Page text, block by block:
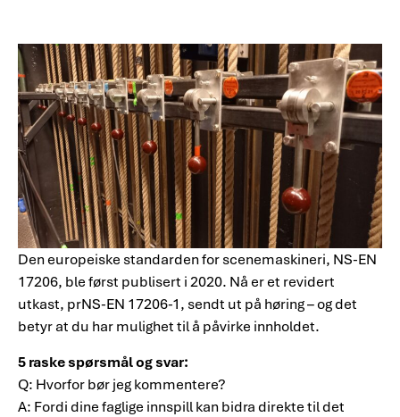
Den europeiske standarden for scenemaskineri, NS-EN
17206, ble først publisert i 2020. Nå er et revidert
utkast, prNS-EN 17206-1, sendt ut på høring – og det
betyr at du har mulighet til å påvirke innholdet.
5 raske spørsmål og svar:
Q: Hvorfor bør jeg kommentere?
A: Fordi dine faglige innspill kan bidra direkte til det